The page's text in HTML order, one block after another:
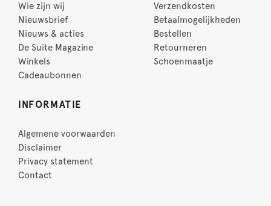
Wie zijn wij
Nieuwsbrief
Nieuws & acties
De Suite Magazine
Winkels
Cadeaubonnen
Verzendkosten
Betaalmogelijkheden
Bestellen
Retourneren
Schoenmaatje
INFORMATIE
Algemene voorwaarden
Disclaimer
Privacy statement
Contact